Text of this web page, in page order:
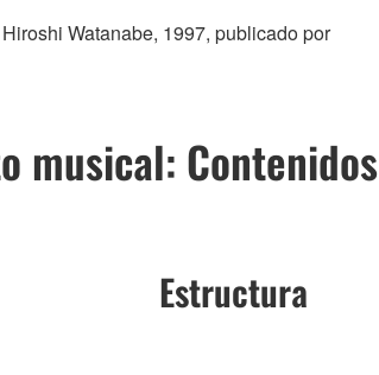
Watanabe, 1997, publicado por
musical:
Estructura